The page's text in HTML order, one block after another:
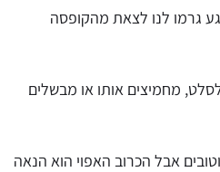
גרמו לנו לצאת מהקופסה
מחמיצים אותו או מבשלים
אבל הכרוב האפוי הוא הנאה